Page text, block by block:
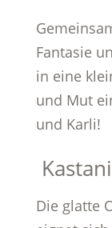
Fantasie
in eine
und Mut
und Karli!
Die glatte